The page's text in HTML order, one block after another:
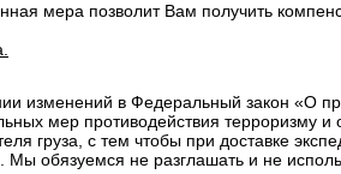
мера позволит Вам получить
изменений в Федеральный закон «О
мер противодействия терроризму
груза, с тем чтобы при доставке
обязуемся не разглашать и не